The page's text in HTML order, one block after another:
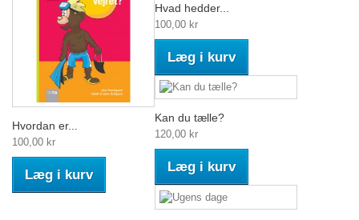
Hvordan er...
100,00 kr
Læg i kurv
Hvad hedder...
100,00 kr
Læg i kurv
Kan du tælle?
120,00 kr
Læg i kurv